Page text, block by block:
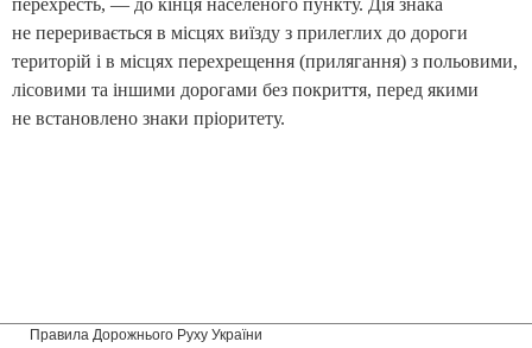
перехресть, — до кінця населеного пункту. Дія знака
не переривається в місцях виїзду з прилеглих до дороги
територій і в місцях перехрещення (прилягання) з польовими,
лісовими та іншими дорогами без покриття, перед якими
не встановлено знаки пріоритету.
Правила Дорожнього Руху України